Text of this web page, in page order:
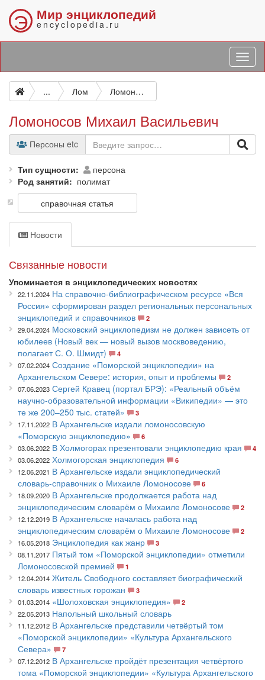
Э Мир энциклопедий
encyclopedia.ru
... Лом Ломоносов Михаил Васильевич
Ломоносов Михаил Васильевич
Персоны etc
Тип сущности
персона
Род занятий
полимат
справочная статья
Новости
Связанные новости
Упоминается в энциклопедических новостях
22.11.2024 На справочно-библиографическом ресурсе «Вся
Россия» сформирован раздел региональных персональных
энциклопедий и справочников
2
29.04.2024 Московский энциклопедизм не должен зависеть от
юбилеев (Новый век — новый вызов москвоведению,
полагает С. О. Шмидт)
4
07.02.2024 Создание «Поморской энциклопедии» на
Архангельском Севере: история, опыт и проблемы
2
07.06.2023 Сергей Кравец (портал БРЭ): «Реальный объём
научно-образовательной информации «Википедии» — это
те же 200–250 тыс. статей»
3
17.11.2022 В Архангельске издали ломоносовскую
«Поморскую энциклопедию»
6
03.06.2022 В Холмогорах презентовали энциклопедию края
4
03.06.2022 Холмогорская энциклопедия
6
12.06.2021 В Архангельске издали энциклопедический
словарь-справочник о Михаиле Ломоносове
6
18.09.2020 В Архангельске продолжается работа над
энциклопедическим словарём о Михаиле Ломоносове
2
12.12.2019 В Архангельске началась работа над
энциклопедическим словарём о Михаиле Ломоносове
2
16.05.2018 Энциклопедия как жанр
3
08.11.2017 Пятый том «Поморской энциклопедии» отметили
Ломоносовской премией
1
12.04.2014 Житель Свободного составляет биографический
словарь известных горожан
3
01.03.2014 «Шолоховская энциклопедия»
2
22.05.2013 Напольный школьный словарь
11.12.2012 В Архангельске представили четвёртый том
«Поморской энциклопедии» «Культура Архангельского
Севера»
7
07.12.2012 В Архангельске пройдёт презентация четвёртого
тома «Поморской энциклопедии» «Культура Архангельского